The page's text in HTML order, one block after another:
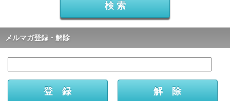
メルマガ登録・解除